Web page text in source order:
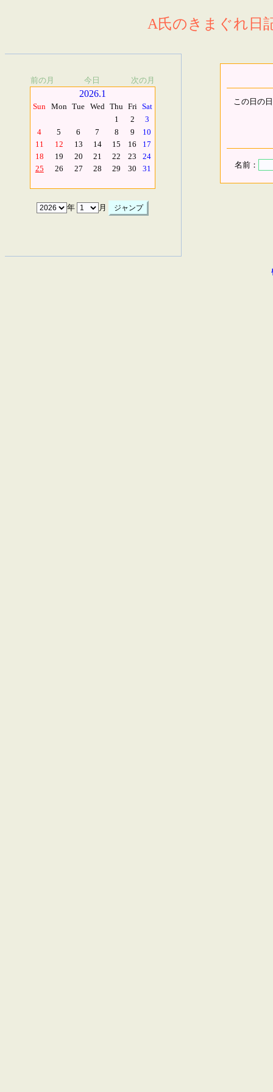
A氏のきまぐれ日
前の月 今日 次の月
2026.1
Sun Mon Tue Wed Thu Fri Sat
1
2
3
4
5 6 7 8 9
10
11
12 13 14 15 16
17
18
19 20 21 22 23
24
25
26 27 28 29 30 31
年 月
この日の
名前：